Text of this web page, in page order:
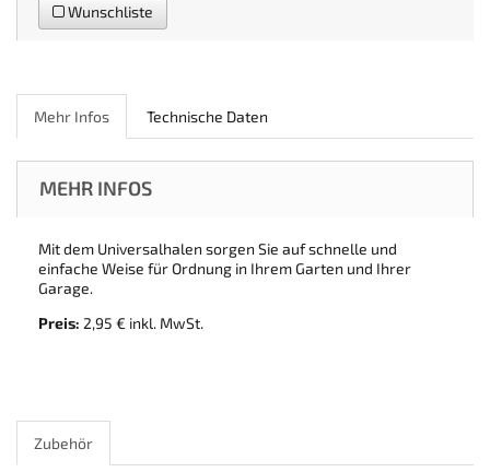
Wunschliste
Mehr Infos Technische Daten
MEHR INFOS
Mit dem Universalhalen sorgen Sie auf schnelle und
einfache Weise für Ordnung in Ihrem Garten und Ihrer
Garage.
Preis: 2,95 € inkl. MwSt.
Zubehör